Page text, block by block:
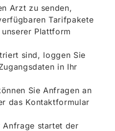
Arzt zu senden,
Tarifpakete
Plattform
sind, loggen Sie
in Ihr
Sie Anfragen an
das Kontaktformular
Anfrage startet der